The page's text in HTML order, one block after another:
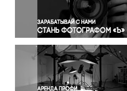
Правосудие
Происшествия и конфликты
Религия
Светская жизнь
Спорт
Экология
Экономика и бизнес